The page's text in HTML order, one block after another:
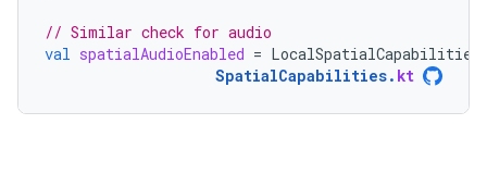
// Similar check for audio
val spatialAudioEnabled = LocalSpatialCapabilities
SpatialCapabilities. kt